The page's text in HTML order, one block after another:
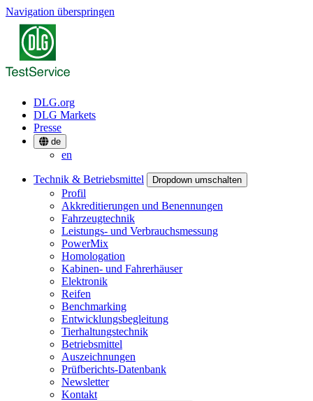
Navigation überspringen
DLG.org
DLG Markets
Presse
de
en
Technik & Betriebsmittel Dropdown umschalten
Profil
Akkreditierungen und Benennungen
Fahrzeugtechnik
Leistungs- und Verbrauchsmessung
PowerMix
Homologation
Kabinen- und Fahrerhäuser
Elektronik
Reifen
Benchmarking
Entwicklungsbegleitung
Tierhaltungstechnik
Betriebsmittel
Auszeichnungen
Prüfberichts-Datenbank
Newsletter
Kontakt